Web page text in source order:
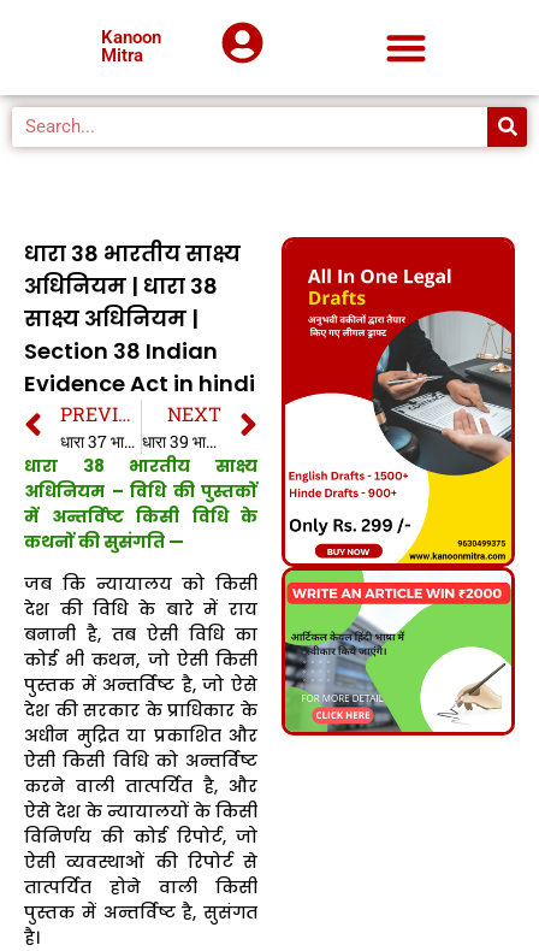
Kanoon
Mitra
धारा 38 भारतीय साक्ष्य
अधिनियम | धारा 38
साक्ष्य अधिनियम |
Section 38 Indian
Evidence Act in hindi
PREVIOUS
धारा 37 भारतीय साक्ष्य अधिनियम | धारा 37 साक्ष्य अधिनियम | Section 37 Indian Evidence Act in hindi
NEXT
धारा 39 भारतीय साक्ष्य अधिनियम | धारा 39 साक्ष्य अधिनियम | Section 39 Indian Evidence Act in hindi
धारा 38 भारतीय साक्ष्य
अधिनियम – विधि की पुस्तकों
में अन्तर्विष्ट किसी विधि के
कथनों की सुसंगति —
जब कि न्यायालय को किसी
देश की विधि के बारे में राय
बनानी है, तब ऐसी विधि का
कोई भी कथन, जो ऐसी किसी
पुस्तक में अन्तर्विष्ट है, जो ऐसे
देश की सरकार के प्राधिकार के
अधीन मुद्रित या प्रकाशित और
ऐसी किसी विधि को अन्तर्विष्ट
करने वाली तात्पर्यित है, और
ऐसे देश के न्यायालयों के किसी
विनिर्णय की कोई रिपोर्ट, जो
ऐसी व्यवस्थाओं की रिपोर्ट से
तात्पर्यित होने वाली किसी
पुस्तक में अन्तर्विष्ट है, सुसंगत
है।